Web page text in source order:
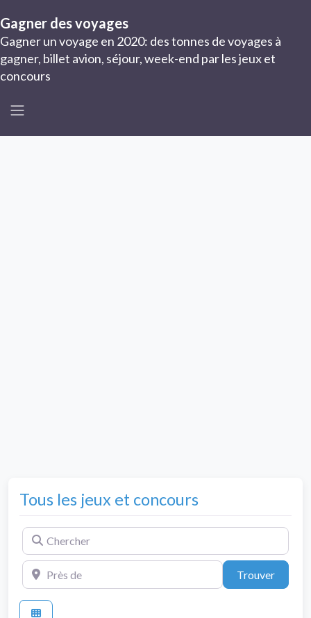
Gagner des voyages
Gagner un voyage en 2020: des tonnes de voyages à
gagner, billet avion, séjour, week-end par les jeux et
concours
Tous les jeux et concours
Chercher
Près de
Trouver